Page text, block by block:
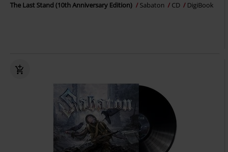
The Last Stand (10th Anniversary Edition) Sabaton CD DigiBook